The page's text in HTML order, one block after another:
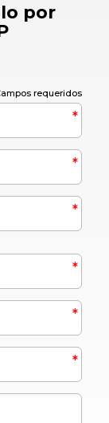
por
requeridos